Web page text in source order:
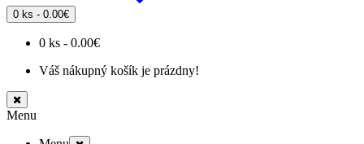
0 ks - 0.00€
0 ks - 0.00€
Váš nákupný košík je prázdny!
Menu